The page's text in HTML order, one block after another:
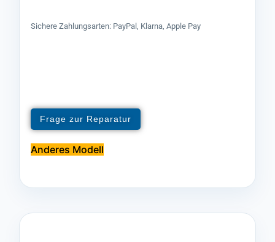
Sichere Zahlungsarten: PayPal, Klarna, Apple Pay
Frage zur Reparatur
Anderes Modell